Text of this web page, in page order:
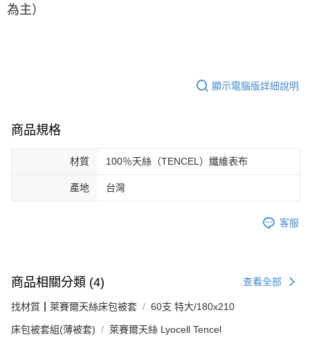
為主）
顯示電腦版詳細說明
商品規格
材質 100％天絲（TENCEL）纖維表布
產地 台灣
客服
商品相關分類 (4) 查看全部
找材質┃萊賽爾天絲床包被套 60支 特大/180x210
床包被套組(薄被套) 萊賽爾天絲 Lyocell Tencel